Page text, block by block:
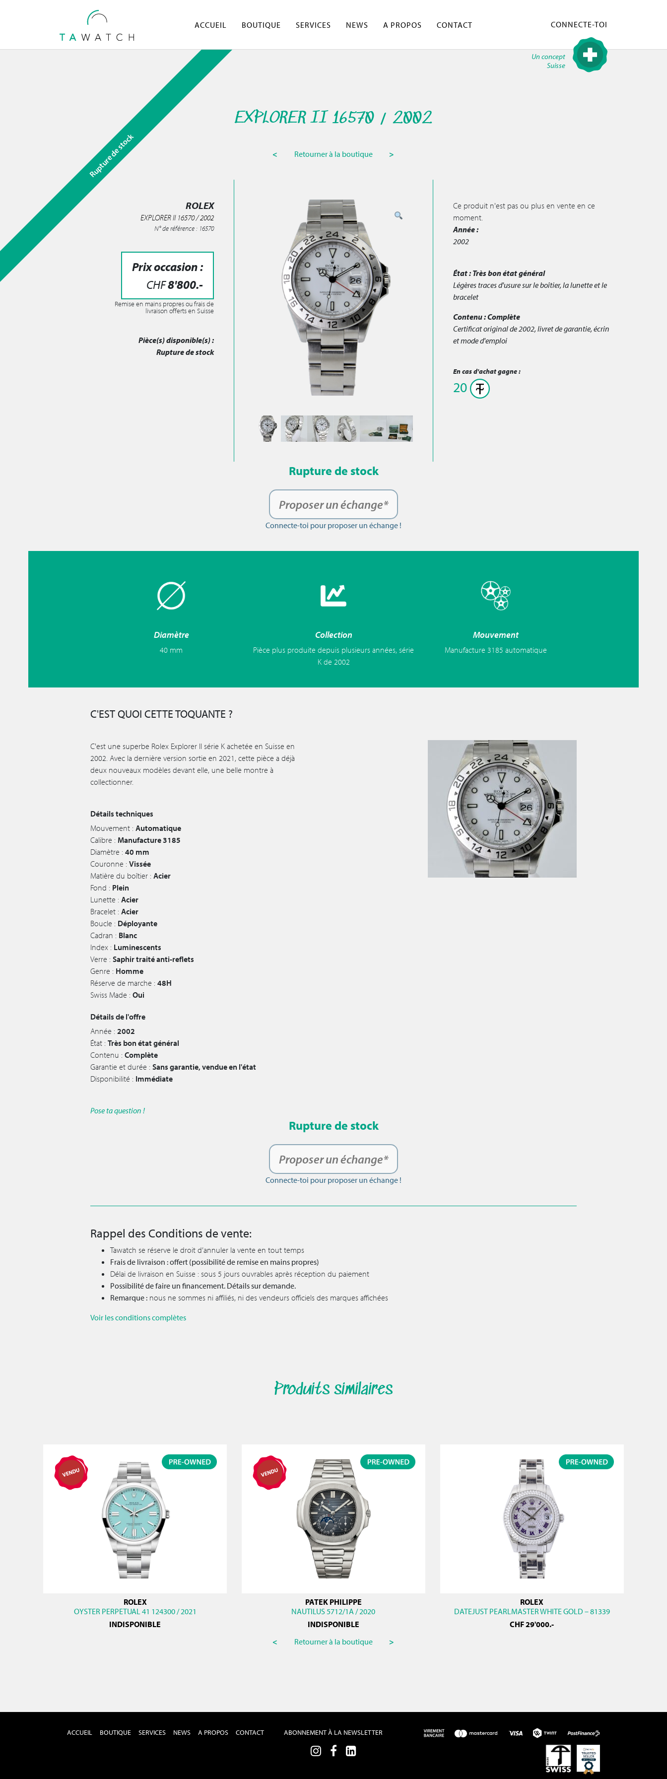
ACCUEIL
BOUTIQUE SERVICES NEWS A PROPOS CONTACT CONNECTE-TOI
Un concept
Suisse
EXPLORER II 16570 / 2002
< Retourner à la boutique >
ROLEX
EXPLORER II 16570 / 2002
N° de référence : 16570
Prix occasion :
CHF8'800.-
Remise en mains propres ou frais de
livraison offerts en Suisse
Pièce(s) disponible(s) :
Rupture de stock
Rupture de stock
Ce produit n'est pas ou plus en vente en ce
moment.
Année :
2002
État : Très bon état général
Légères traces d'usure sur le boîtier, la lunette et le
bracelet
Contenu :Complète
Certificat original de 2002, livret de garantie, écrin
et mode d'emploi
En cas d'achat gagne :
20
Rupture de stock
Proposer un échange*
Connecte-toi pour proposer un échange !
Diamètre
40 mm
Collection
Pièce plus produite depuis plusieurs années, série
K de 2002
Mouvement
Manufacture 3185 automatique
C'EST QUOI CETTE TOQUANTE ?
C'est une superbe Rolex Explorer II série K achetée en Suisse en
2002. Avec la dernière version sortie en 2021, cette pièce a déjà
deux nouveaux modèles devant elle, une belle montre à
collectionner.
Détails techniques
Mouvement : Automatique
Calibre : Manufacture 3185
Diamètre : 40 mm
Couronne : Vissée
Matière du boîtier : Acier
Fond : Plein
Lunette : Acier
Bracelet : Acier
Boucle : Déployante
Cadran : Blanc
Index : Luminescents
Verre : Saphir traité anti-reflets
Genre : Homme
Réserve de marche : 48H
Swiss Made : Oui
Détails de l'offre
Année : 2002
État : Très bon état général
Contenu : Complète
Garantie et durée : Sans garantie, vendue en l'état
Disponibilité : Immédiate
Pose ta question !
Rupture de stock
Proposer un échange*
Connecte-toi pour proposer un échange !
Rappel des Conditions de vente:
Tawatch se réserve le droit d’annuler la vente en tout temps
Frais de livraison : offert (possibilité de remise en mains propres)
Délai de livraison en Suisse : sous 5 jours ouvrables après réception du paiement
Possibilité de faire un financement. Détails sur demande.
Remarque : nous ne sommes ni affiliés, ni des vendeurs officiels des marques affichées
Voir les conditions complètes
Produits similaires
ROLEX
OYSTER PERPETUAL 41 124300 / 2021
INDISPONIBLE
PATEK PHILIPPE
NAUTILUS 5712/1A / 2020
INDISPONIBLE
ROLEX
DATEJUST PEARLMASTER WHITE GOLD – 81339
CHF29'000.-
<
Retourner à la boutique >
ACCUEIL BOUTIQUE SERVICES NEWS A PROPOS CONTACT ABONNEMENT À LA NEWSLETTER